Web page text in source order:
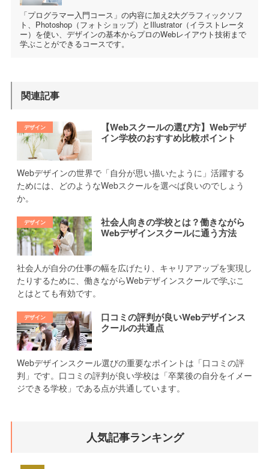
「プログラマー入門コース」の内容に加え2大グラフィックソフ
ト、Photoshop（フォトショップ）とIllustrator（イラストレータ
ー）を使い、デザインの基本からプロのWebレイアウト技術まで
学ぶことができるコースです。
関連記事
【Webスクールの選び方】Webデザ
イン学校のおすすめ比較ポイント
Webデザインの世界で「自分が思い描いたように」活躍する
ためには、どのようなWebスクールを選べば良いのでしょう
か。
社会人向きの学校とは？働きながら
Webデザインスクールに通う方法
社会人が自分の仕事の幅を広げたり、キャリアアップを実現し
たりするために、働きながらWebデザインスクールで学ぶこ
とはとても有効です。
口コミの評判が良いWebデザインス
クールの共通点
Webデザインスクール選びの重要なポイントは「口コミの評
判」です。口コミの評判が良い学校は「卒業後の自分をイメー
ジできる学校」である点が共通しています。
人気記事ランキング